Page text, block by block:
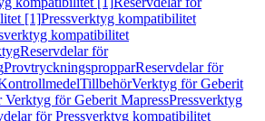
[1]Pressverktyg kompatibilitet
kompatibilitet
Reservdelar för
ProvtryckningspropparReservdelar för
TillbehörVerktyg för Geberit
Verktyg för Geberit MapressPressverktyg
för Pressverktyg kompatibilitet